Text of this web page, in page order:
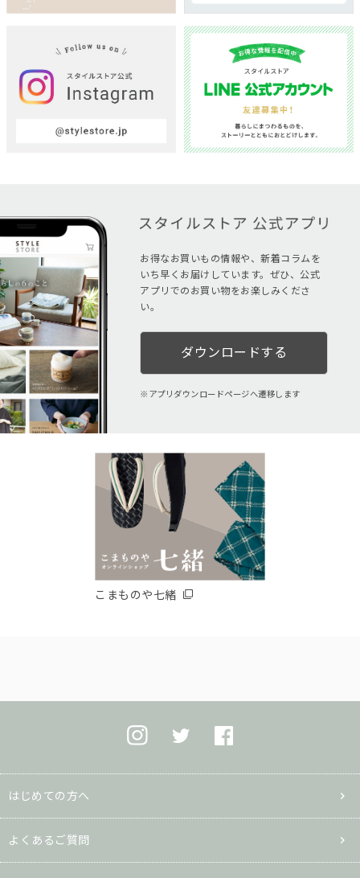
お得なお買いもの情報や、新着コラムを
いち早くお届けしています。ぜひ、公式
アプリでのお買い物をお楽しみくださ
い。
ダウンロードする
アプリダウンロードページへ遷移します
こまものや七緒
はじめての方へ
よくあるご質問